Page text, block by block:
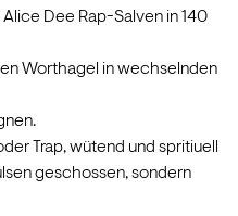
Dee Rap-Salven in 140
Worthagel in wechselnden
Trap, wütend und spritiuell
geschossen, sondern